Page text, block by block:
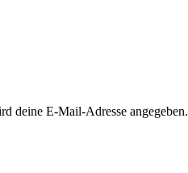
deine E-Mail-Adresse angegeben.